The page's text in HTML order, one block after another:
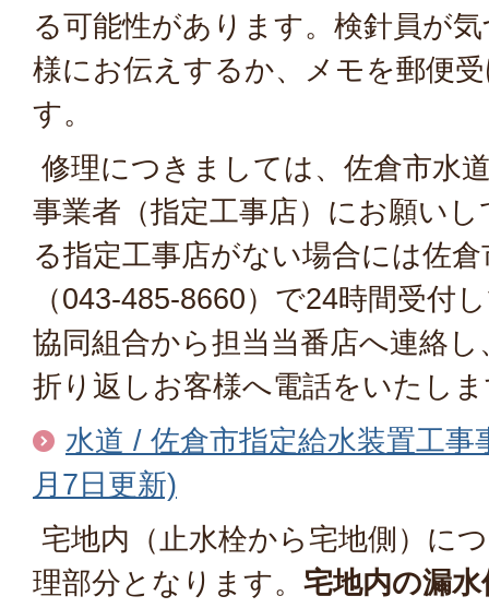
る可能性があります。検針員が
様にお伝えするか、メモを郵便
す。
修理につきましては、佐倉市水
事業者（指定工事店）にお願い
る指定工事店がない場合には佐
（043-485-8660）で24時間受付
協同組合から担当当番店へ連絡
折り返しお客様へ電話をいたし
水道 / 佐倉市指定給水装置工事
月7日更新)
宅地内（止水栓から宅地側）に
理部分となります。 宅地内の漏